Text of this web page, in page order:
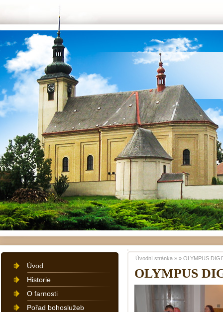
OLYMPUS
Úvodní stránka » » OLYMPUS
Úvod
Historie
O farnosti
Pořad bohoslužeb